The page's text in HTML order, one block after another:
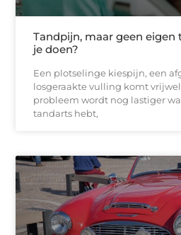
Tandpijn, maar geen eigen
je doen?
Een plotselinge kiespijn, een
losgeraakte vulling komt
probleem wordt nog lastiger
tandarts hebt,